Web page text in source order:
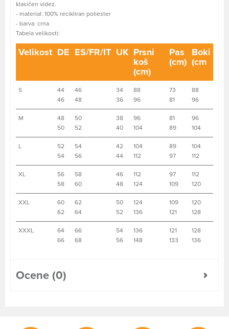
klasičen videz.
- material: 100% recikliran poliester
- barva: crna
Tabela velikosti:
Velikost DE ES/FR/IT UK Prsni
koš
(cm)
Pas
(cm)
Boki
(cm
S
44
46
46
48
34
36
88
96
73
81
88
96
M
48
50
50
52
38
40
96
104
81
89
96
104
L
52
54
54
56
42
44
104
112
89
97
104
112
XL
56
58
58
60
46
48
112
124
97
109
112
120
XXL
60
62
62
64
50
52
124
136
109
121
120
128
XXXL
64
66
66
68
54
56
136
148
121
133
128
136
Ocene (0)